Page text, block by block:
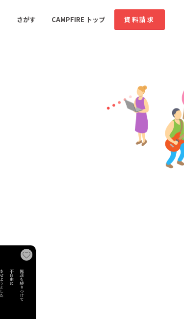
さがす CAMPFIRE トップ 資料請求
新着のコミュニティ
舞台・パフォーマンス